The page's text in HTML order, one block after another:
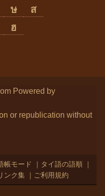
ษ
ส
ฮ
Powered by
or republication without
帳モード ｜ タイ語の語順 ｜
ンク集 ｜ ご利用規約